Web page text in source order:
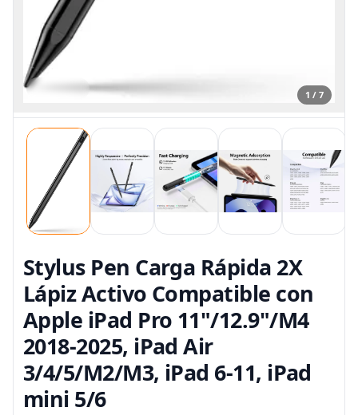
1 / 7
Stylus Pen Carga Rápida 2X
Lápiz Activo Compatible con
Apple iPad Pro 11"/12.9"/M4
2018-2025, iPad Air
3/4/5/M2/M3, iPad 6-11, iPad
mini 5/6